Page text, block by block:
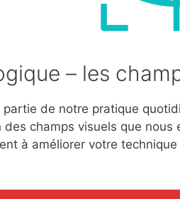
– les
partie de notre pratique
champs visuels que
à améliorer votre